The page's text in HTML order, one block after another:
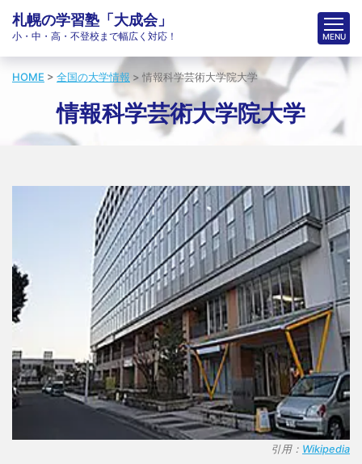
札幌の学習塾「大成会」
小・中・高・不登校まで幅広く対応！
HOME > 全国の大学情報 > 情報科学芸術大学院大学
情報科学芸術大学院大学
引用： Wikipedia